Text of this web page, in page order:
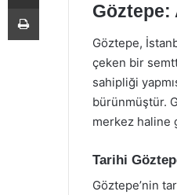
Göztepe:
Göztepe,
çeken bir
sahipliği
bürünmüştür.
merkez haline
Tarihi
Göztepe’nin